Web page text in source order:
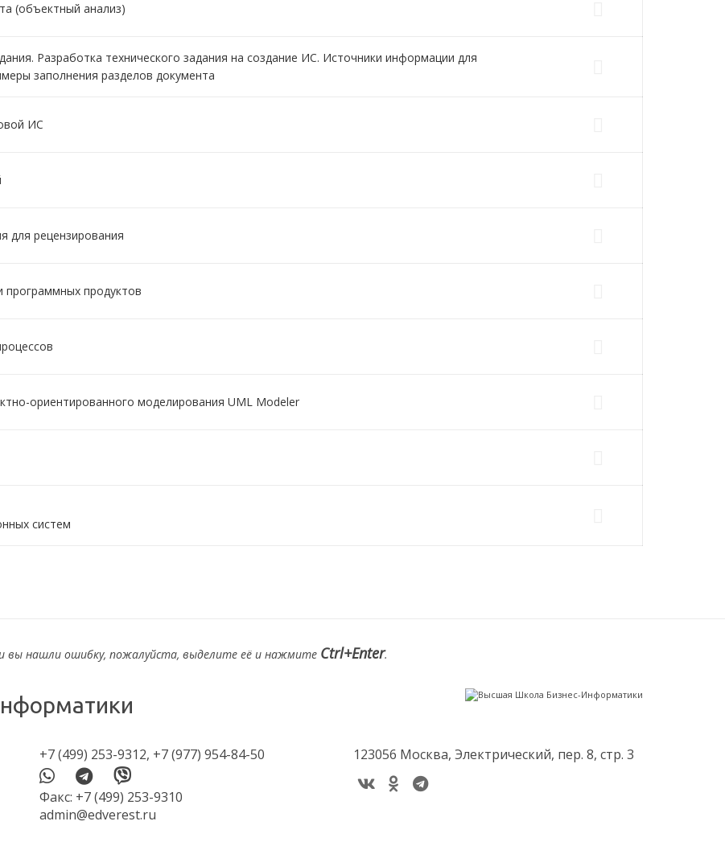
(объектный анализ)
Разработка технического задания на создание ИС. Источники информации для
заполнения разделов документа
ИС
для рецензирования
программных продуктов
ориентированного моделирования UML Modeler
систем
вы нашли ошибку, пожалуйста, выделите её и нажмите Ctrl+Enter.
+7 (499) 253-9312, +7 (977) 954-84-50
Факс: +7 (499) 253-9310
admin@edverest.ru
123056 Москва, Электрический, пер. 8, стр. 3